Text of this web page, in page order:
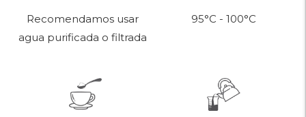
Recomendamos usar
agua purificada o filtrada
95°C - 100°C